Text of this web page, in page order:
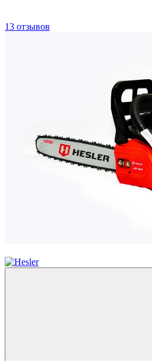
13 отзывов